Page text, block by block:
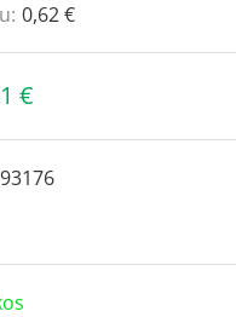
0,62 €
€